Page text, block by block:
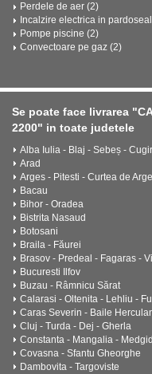
Perdele de aer (2)
Incalzire electrica in
Pompe piscine (2)
Convectoare pe gaz (2)
Se poate face livrarea
2200" in toate judetele
Alba Iulia - Blaj - Sebeș -
Arad
Arges - Pitesti - Curtea de
Bacau
Bihor - Oradea
Bistrita Nasaud
Botosani
Braila - Făurei
Brasov - Predeal - Fagaras -
Bucuresti Ilfov
Buzau - Râmnicu Sărat
Calarasi - Oltenita - Lehliu -
Caras Severin - Baile
Cluj - Turda - Dej - Gherla
Constanta - Mangalia -
Covasna - Sfantu Gheorghe
Dambovita - Targoviste